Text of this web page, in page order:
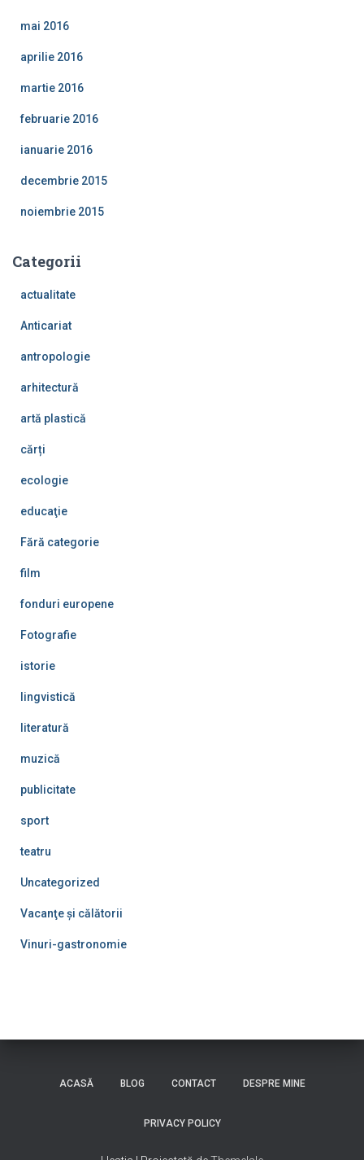
mai 2016
aprilie 2016
martie 2016
februarie 2016
ianuarie 2016
decembrie 2015
noiembrie 2015
Categorii
actualitate
Anticariat
antropologie
arhitectură
artă plastică
cărți
ecologie
educaţie
Fără categorie
film
fonduri europene
Fotografie
istorie
lingvistică
literatură
muzică
publicitate
sport
teatru
Uncategorized
Vacanţe şi călătorii
Vinuri-gastronomie
ACASĂ BLOG CONTACT DESPRE MINE
PRIVACY POLICY